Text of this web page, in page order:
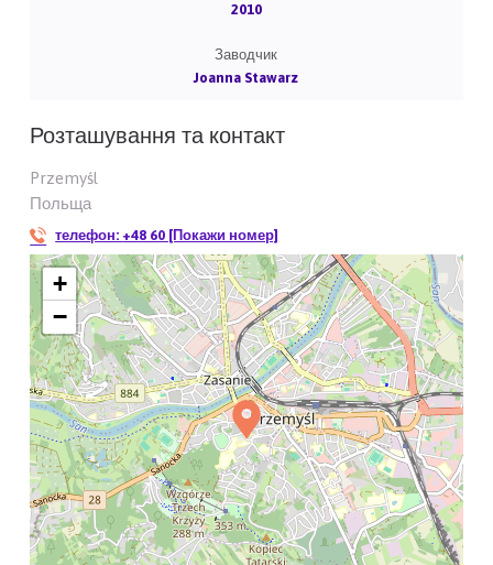
2010
Заводчик
Joanna Stawarz
Розташування та контакт
Przemyśl
Польща
телефон: +48 60 [Покажи номер]
+
−